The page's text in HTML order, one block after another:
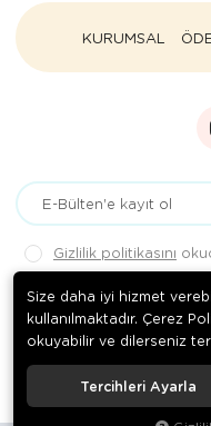
KURUMSAL
Gizlilik politikasını
Size daha iyi hizmet
kullanılmaktadır. Çerez
okuyabilir ve dilerseniz
Tercihleri Ayarla